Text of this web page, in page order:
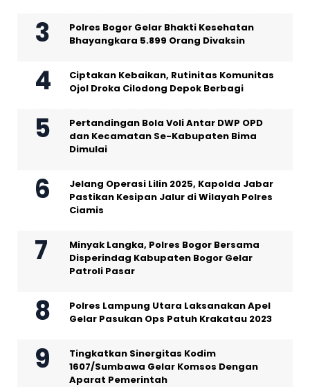
Polres Bogor Gelar Bhakti Kesehatan
Bhayangkara 5.899 Orang Divaksin
Ciptakan Kebaikan, Rutinitas Komunitas
Ojol Droka Cilodong Depok Berbagi
Pertandingan Bola Voli Antar DWP OPD
dan Kecamatan Se-Kabupaten Bima
Dimulai
Jelang Operasi Lilin 2025, Kapolda Jabar
Pastikan Kesipan Jalur di Wilayah Polres
Ciamis
Minyak Langka, Polres Bogor Bersama
Disperindag Kabupaten Bogor Gelar
Patroli Pasar
Polres Lampung Utara Laksanakan Apel
Gelar Pasukan Ops Patuh Krakatau 2023
Tingkatkan Sinergitas Kodim
1607/Sumbawa Gelar Komsos Dengan
Aparat Pemerintah